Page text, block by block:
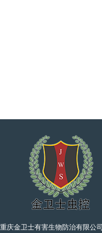
重庆金卫士有害生物防治有限公